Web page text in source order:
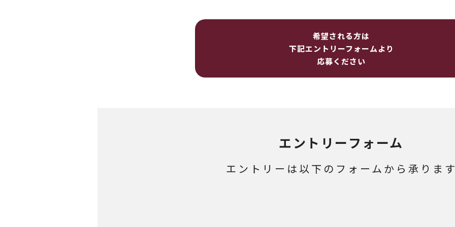
希望される方は
下記エントリーフォームより
応募ください
エントリーフォーム
エントリーは以下のフォームから承りま